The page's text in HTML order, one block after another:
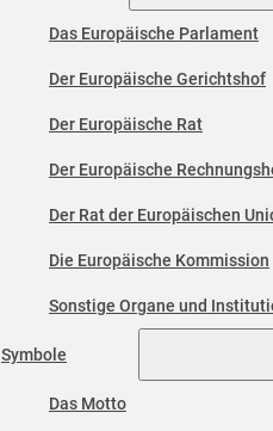
Das Europäische Parlament
Der Europäische Gerichtshof
Der Europäische Rat
Der Europäische
Der Rat der Europäischen
Die Europäische Kommission
Sonstige Organe und
Symbole
Das Motto